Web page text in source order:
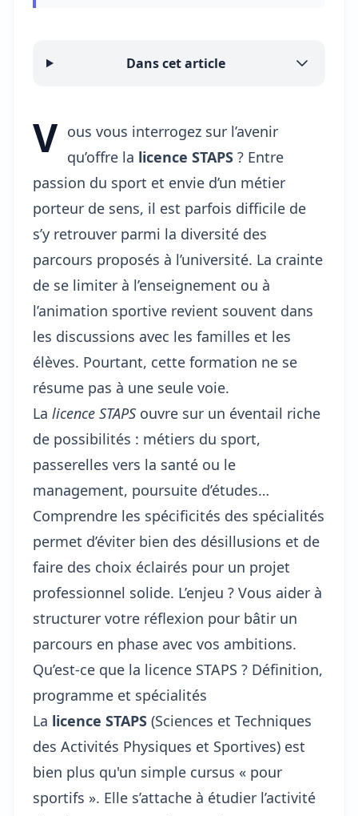
Dans cet article
V ous vous interrogez sur l’avenir
qu’offre la licence STAPS ? Entre
passion du sport et envie d’un métier
porteur de sens, il est parfois difficile de
s’y retrouver parmi la diversité des
parcours proposés à l’université. La crainte
de se limiter à l’enseignement ou à
l’animation sportive revient souvent dans
les discussions avec les familles et les
élèves. Pourtant, cette formation ne se
résume pas à une seule voie.
La licence STAPS ouvre sur un éventail riche
de possibilités : métiers du sport,
passerelles vers la santé ou le
management, poursuite d’études…
Comprendre les spécificités des spécialités
permet d’éviter bien des désillusions et de
faire des choix éclairés pour un projet
professionnel solide. L’enjeu ? Vous aider à
structurer votre réflexion pour bâtir un
parcours en phase avec vos ambitions.
Qu’est-ce que la licence STAPS ? Définition,
programme et spécialités
La licence STAPS (Sciences et Techniques
des Activités Physiques et Sportives) est
bien plus qu'un simple cursus « pour
sportifs ». Elle s’attache à étudier l’activité